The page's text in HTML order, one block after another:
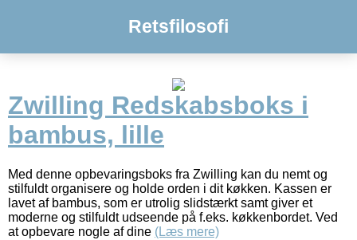
Retsfilosofi
Zwilling Redskabsboks i
bambus, lille
Med denne opbevaringsboks fra Zwilling kan du nemt og
stilfuldt organisere og holde orden i dit køkken. Kassen er
lavet af bambus, som er utrolig slidstærkt samt giver et
moderne og stilfuldt udseende på f.eks. køkkenbordet. Ved
at opbevare nogle af dine (Læs mere)